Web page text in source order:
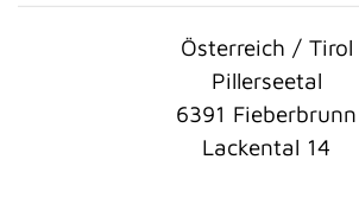
Österreich / Tirol
Pillerseetal
6391 Fieberbrunn
Lackental 14